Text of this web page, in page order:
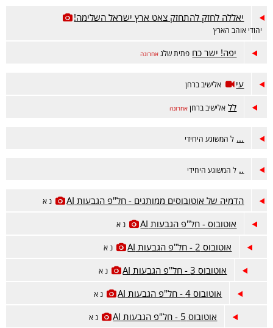
יאללה לחזק להתחזק צאט ארץ ישראל השלימה!
יהודי אוהב הארץ
יפה! ישר כח פתית שלג אחרונה
עי אלישיב ברחן
לל אלישיב ברחן אחרונה
... ל המשוגע היחידי
.. ל המשוגע היחידי
הדמיה של אוטובוסים ממותגים - חל"פ הגבעות AI נ א
אוטובוס - חל"פ הגבעות AI נ א
אוטובוס 2 - חל"פ הגבעות AI נ א
אוטובוס 3 - חל"פ הגבעות AI נ א
אוטובוס 4 - חל"פ הגבעות AI נ א
אוטובוס 5 - חל"פ הגבעות AI נ א